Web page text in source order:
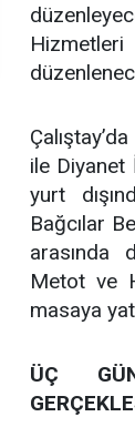
ile Diyanet
yurt
Bağcılar
arasında
Metot ve
masaya
ÜÇ